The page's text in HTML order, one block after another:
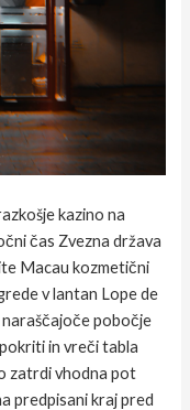
kazino na
čas Zvezna država
Macau kozmetični
v lantan Lope de
naraščajoče pobočje
in vreči tabla
zatrdi vhodna pot
predpisani kraj pred